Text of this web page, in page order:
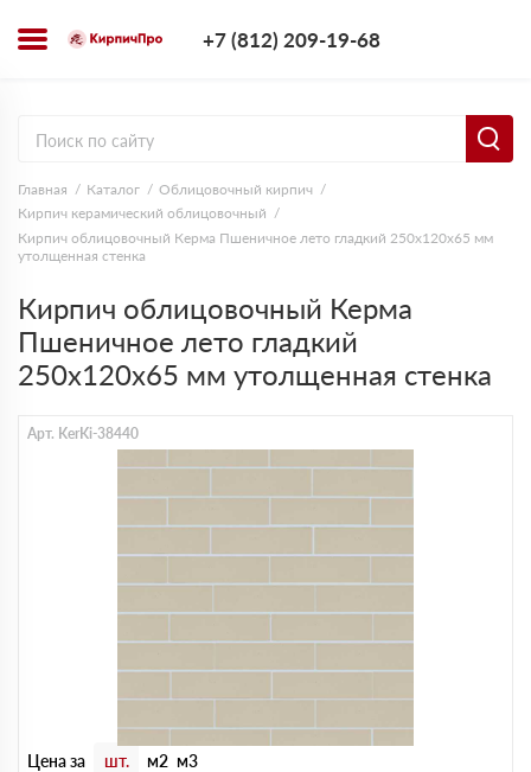
+7 (812) 209-19-68
Главная Каталог
Облицовочный кирпич
Кирпич керамический облицовочный
Кирпич облицовочный Керма Пшеничное лето гладкий 250х120х65 мм
утолщенная стенка
Кирпич облицовочный Керма
Пшеничное лето гладкий
250х120х65 мм утолщенная стенка
Арт. KerKi-38440
Цена за шт. м2 м3